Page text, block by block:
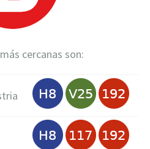
cercanas son: